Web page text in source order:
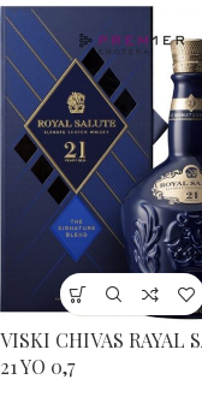
VISKI CHIVAS RAYAL
21 YO 0,7